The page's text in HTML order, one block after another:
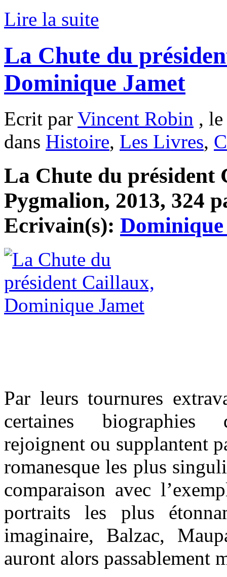
Lire la suite
La Chute du
Dominique Jamet
Ecrit par Vincent Robin ,
dans Histoire, Les Livres,
La Chute du président
Pygmalion, 2013, 324
Ecrivain(s):
Par leurs tournures
certaines biographies
rejoignent ou supplantent
romanesque les plus
comparaison avec
portraits les plus
imaginaire, Balzac,
auront alors passablement